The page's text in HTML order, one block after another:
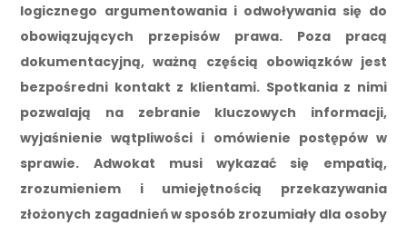
logicznego argumentowania i odwoływania się do
obowiązujących przepisów prawa. Poza pracą
dokumentacyjną, ważną częścią obowiązków jest
bezpośredni kontakt z klientami. Spotkania z nimi
pozwalają na zebranie kluczowych informacji,
wyjaśnienie wątpliwości i omówienie postępów w
sprawie. Adwokat musi wykazać się empatią,
zrozumieniem i umiejętnością przekazywania
złożonych zagadnień w sposób zrozumiały dla osoby